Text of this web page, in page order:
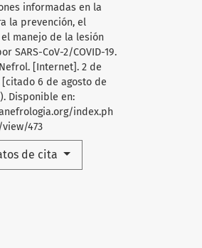
informadas en la
la prevención, el
manejo de la lesión
SARS-CoV-2/COVID-19.
[Internet]. 2 de
[citado 6 de agosto de
Disponible en:
index.ph
473
de cita